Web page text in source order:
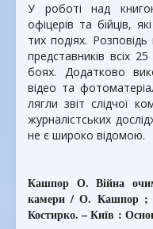
У роботі над
офіцерів та бійців,
тих подіях.
представників всіх
боях. Додатково
відео та
лягли звіт слідчої
журналістських
не є широко відомою.
Кашпор О. Війна
камери / О. Кашпор ;
Костирко. – Київ :